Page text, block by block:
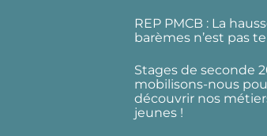
REP PMCB : La
barèmes n’est pas
Stages de seconde
mobilisons-nous
découvrir nos
jeunes !